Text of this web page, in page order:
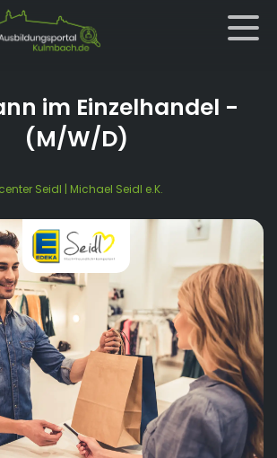
im Einzelhandel -
(M/W/D)
Seidl | Michael Seidl e.K.